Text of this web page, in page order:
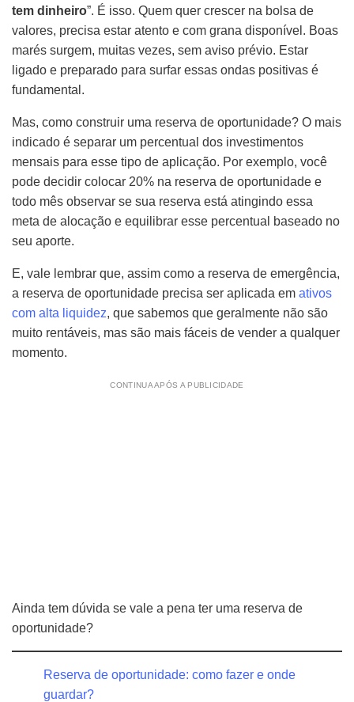
tem dinheiro”. É isso. Quem quer crescer na bolsa de
valores, precisa estar atento e com grana disponível. Boas
marés surgem, muitas vezes, sem aviso prévio. Estar
ligado e preparado para surfar essas ondas positivas é
fundamental.
Mas, como construir uma reserva de oportunidade? O mais
indicado é separar um percentual dos investimentos
mensais para esse tipo de aplicação. Por exemplo, você
pode decidir colocar 20% na reserva de oportunidade e
todo mês observar se sua reserva está atingindo essa
meta de alocação e equilibrar esse percentual baseado no
seu aporte.
E, vale lembrar que, assim como a reserva de emergência,
a reserva de oportunidade precisa ser aplicada em ativos
com alta liquidez, que sabemos que geralmente não são
muito rentáveis, mas são mais fáceis de vender a qualquer
momento.
CONTINUA APÓS A PUBLICIDADE
Ainda tem dúvida se vale a pena ter uma reserva de
oportunidade?
Reserva de oportunidade: como fazer e onde
guardar?